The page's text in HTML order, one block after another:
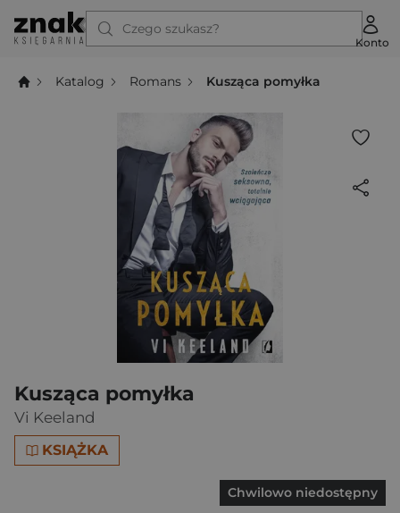
Czego szukasz?
Konto
Katalog Romans Kusząca pomyłka
Kusząca pomyłka
Vi Keeland
KSIĄŻKA
Chwilowo niedostępny